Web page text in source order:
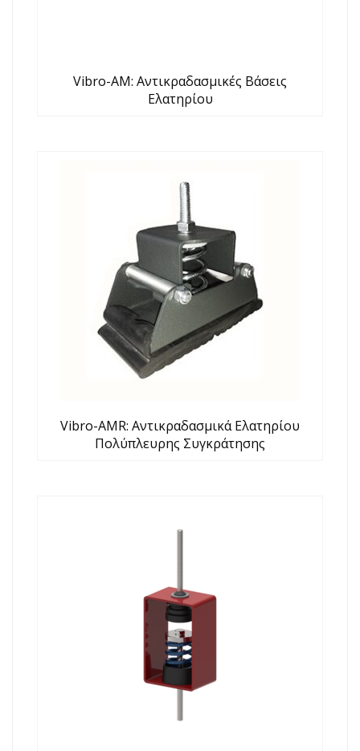
Vibro-AM: Αντικραδασμικές Βάσεις
Ελατηρίου
Vibro-AMR: Αντικραδασμικά Ελατηρίου
Πολύπλευρης Συγκράτησης